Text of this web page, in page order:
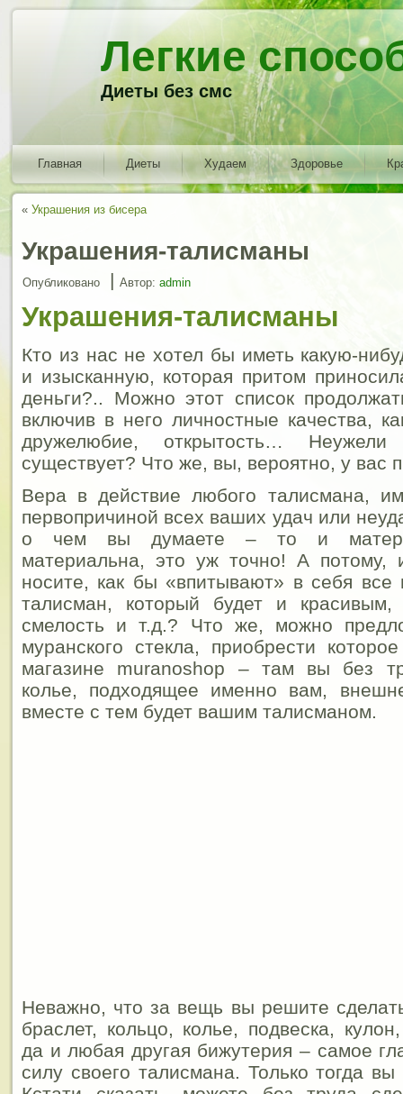
Легкие
Диеты без смс
Главная Диеты Худаем Здоровье
« Украшения из бисера
Украшения-талисманы
Опубликовано | Автор: admin
Украшения-талисманы
Кто из нас не хотел бы иметь какую-
и изысканную, которая притом
деньги?.. Можно этот список
включив в него личностные качества,
дружелюбие, открытость…
существует? Что же, вы, вероятно, у вас
Вера в действие любого талисмана,
первопричиной всех ваших удач или
о чем вы думаете – то и
материальна, это уж точно! А
носите, как бы «впитывают» в себя
талисман, который будет и красивым,
смелость и т.д.? Что же, можно
муранского стекла, приобрести
магазине muranoshop – там вы без
колье, подходящее именно вам,
вместе с тем будет вашим талисманом.
Неважно, что за вещь вы решите
браслет, кольцо, колье, подвеска,
да и любая другая бижутерия – самое
силу своего талисмана. Только тогда